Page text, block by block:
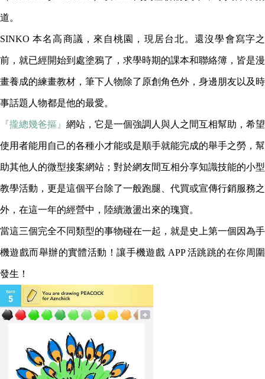
道。
SINKO 本名高商議，來自桃園，現居台北。還沒學會寫字之
前，就已經開始到處塗鴉了，求學時期的課本和聯絡簿，皆是漫
畫養成的練畫教材，筆下人物除了原創角色外，身邊朋友以及時
事話題人物都是他的最愛。
『攏總幾爸摳』 網站，它是一個強調人與人之間互相幫助，希望
使用者能用自己的各種小才能或是順手就能完成的舉手之勞，幫
助其他人的微型接案網站；對於網友間互相分享知識技能的小型
教學活動，更是這個平台除了一般跑腿、代買或宣傳行銷服務之
外，在這一年的經營中，陸續激盪出來的瑰寶。
當這三個完全不同類型的事物碰在一起，就是史上第一個因為手
機遊戲而舉辦的實體活動！讓手機遊戲 APP 活跳跳的在你周圍
發生！